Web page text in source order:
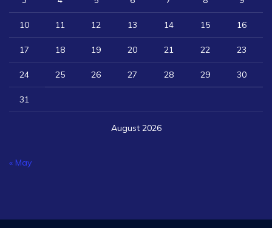
August 2026
10 11 12 13 14 15 16
17 18 19 20 21 22 23
24 25 26 27 28 29 30
31
« May